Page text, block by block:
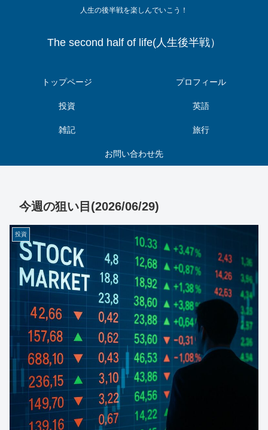
人生の後半戦を楽しんでいこう！
The second half of life(人生後半戦）
トップページ プロフィール
投資 英語
雑記 旅行
お問い合わせ先
今週の狙い目(2026/06/29)
投資